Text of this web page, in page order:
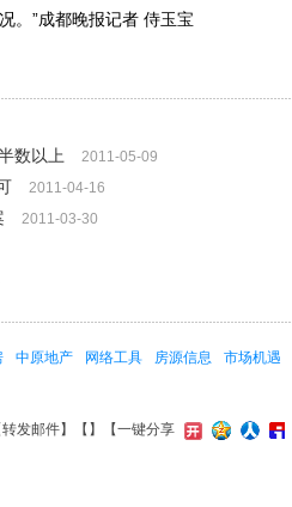
。”成都晚报记者 侍玉宝
数以上
2011-05-09
2011-04-16
2011-03-30
中原地产 网络工具 房源信息
市场机遇
转发邮件】【 】 【一键分享